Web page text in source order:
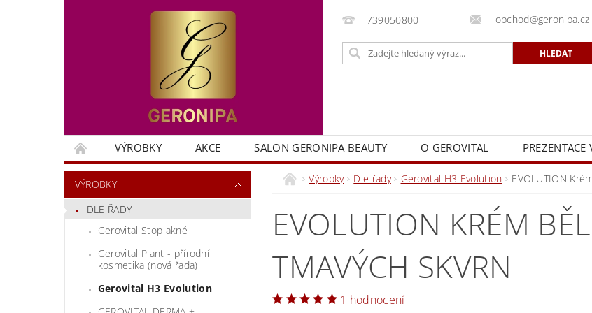
739050800 obchod@geronipa.cz
VÝROBKY AKCE SALON GERONIPA BEAUTY O GEROVITAL PREZENTACE
VÝROBKY
DLE ŘADY
Gerovital Stop akné
Gerovital Plant - přírodní
kosmetika (nová řada)
Gerovital H3 Evolution
Výrobky Dle řady Gerovital H3 Evolution EVOLUTION
EVOLUTION KRÉM
TMAVÝCH SKVRN
1 hodnocení